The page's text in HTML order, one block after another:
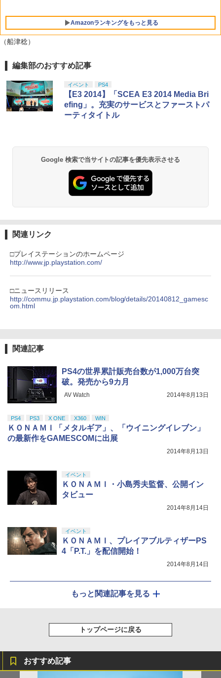
￥5,430
￥10,780
Amazonランキングをもっと見る
1
【Amazon.co.jp限定】劇場版モノノ怪
ナル三方背収納ケース付きコレクション)
(オリジナル特典:オリジナル巾着＋メー
カー特典:【坤と離】二振りの剣、十翼よ
り来たる！スタジオ描き下ろしイラスト
ボード付) [Blu-ray]
劇場版「鬼滅の刃」無限城編 第一章 猗
窩座再来 通常版 [Blu-ray]
￥3,964
5
【Amazon.co.jp限定】劇場版モノノ怪
巾着＋メーカー特典:【坤と離】二振りの
￥9,900
（船津稔）
編集部のおすすめ記事
イベント PS4
【E3 2014】「SCEA E3 2014 Media Bri
efing」。充実のサービスとファーストパ
ーティタイトル
Google 検索で当サイトの記事を優先表示させる
関連リンク
□プレイステーションのホームページ
http://www.jp.playstation.com/
□ニュースリリース
http://commu.jp.playstation.com/blog/details/20140812_gamesc
om.html
関連記事
PS4の世界累計販売台数が1,000万台突
破。発売から9カ月
AV Watch 2014年8月13日
PS4 PS3 X ONE X360 WIN
ＫＯＮＡＭＩ「メタルギア」、「ウイニングイレブン」
の最新作をGAMESCOMに出展
2014年8月13日
イベント
ＫＯＮＡＭＩ・小島秀夫監督、公開イン
タビュー
2014年8月14日
イベント
ＫＯＮＡＭＩ、プレイアブルティザーPS
4「P.T.」を配信開始！
2014年8月14日
もっと関連記事を見る
トップページに戻る
おすすめ記事